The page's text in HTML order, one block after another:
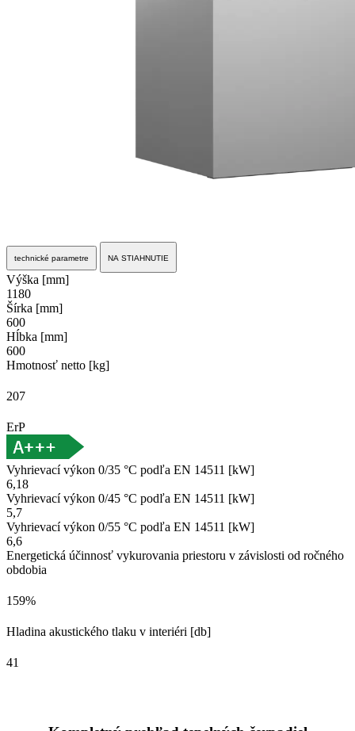
technické parametre NA STIAHNUTIE
Výška [mm]
1180
Šírka [mm]
600
Hĺbka [mm]
600
Hmotnosť netto [kg]
207
ErP
Vyhrievací výkon 0/35 °C podľa EN 14511 [kW]
6,18
Vyhrievací výkon 0/45 °C podľa EN 14511 [kW]
5,7
Vyhrievací výkon 0/55 °C podľa EN 14511 [kW]
6,6
Energetická účinnosť vykurovania priestoru v závislosti od ročného
obdobia
159%
Hladina akustického tlaku v interiéri [db]
41